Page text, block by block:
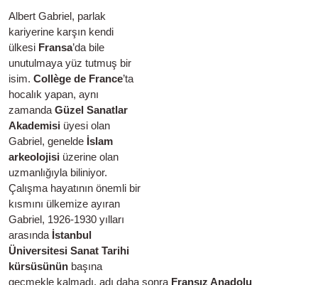
Albert Gabriel, parlak
kariyerine karşın kendi
ülkesi Fransa’da bile
unutulmaya yüz tutmuş bir
isim. Collège de France’ta
hocalık yapan, aynı
zamanda Güzel Sanatlar
Akademisi üyesi olan
Gabriel, genelde İslam
arkeolojisi üzerine olan
uzmanlığıyla biliniyor.
Çalışma hayatının önemli bir
kısmını ülkemize ayıran
Gabriel, 1926-1930 yılları
arasında İstanbul
Üniversitesi Sanat Tarihi
kürsüsünün başına
geçmekle kalmadı, adı daha sonra Fransız Anadolu